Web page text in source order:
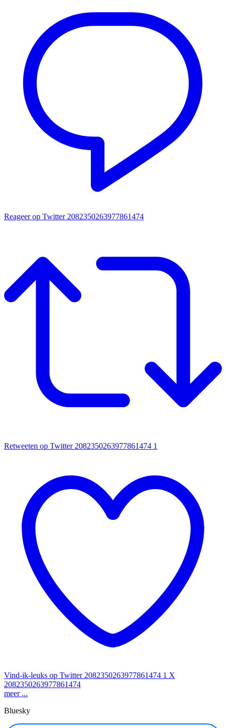
Reageer op Twitter 2082350263977861474
Retweeten op Twitter 2082350263977861474 1
Vind-ik-leuks op Twitter 2082350263977861474 1 X
2082350263977861474
meer ...
Bluesky